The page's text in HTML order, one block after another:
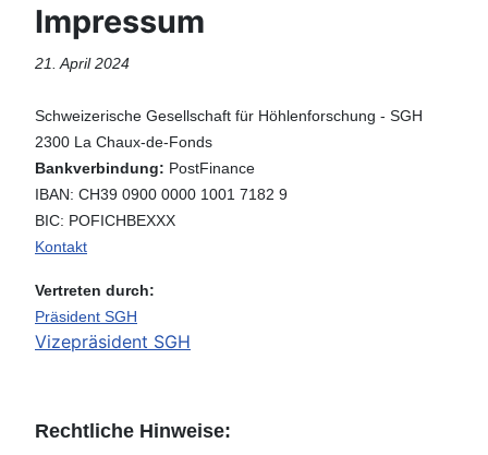
Impressum
21. April 2024
Schweizerische Gesellschaft für Höhlenforschung - SGH
2300 La Chaux-de-Fonds
Bankverbindung: PostFinance
IBAN: CH39 0900 0000 1001 7182 9
BIC: POFICHBEXXX
Kontakt
Vertreten durch:
Präsident SGH
Vizepräsident SGH
Rechtliche Hinweise: